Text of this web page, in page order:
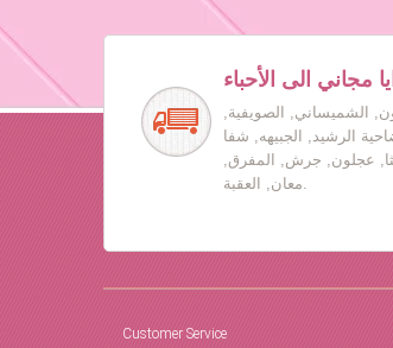
مجاني الى الأحباء
الشميساني, الصويفية,
الرشيد, الجبيهه, شفا
عجلون, جرش, المفرق,
معان, العقبة.
Customer Service